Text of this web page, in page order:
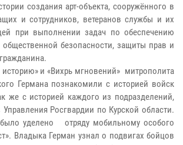
создания арт-объекта, сооружённого в
и сотрудников, ветеранов службы и их
при выполнении задач по обеспечению
общественной безопасности, защиты прав и
историю» и «Вихрь мгновений» митрополита
Германа познакомили с историей войск
же с историей каждого из подразделений,
Росгвардии по Курской области.
уделено отряду мобильному особого
Владыка Герман узнал о подвигах бойцов